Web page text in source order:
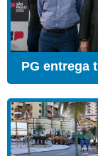
CER ganha